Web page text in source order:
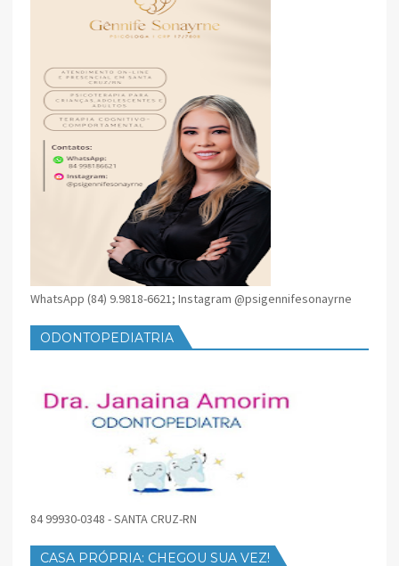
WhatsApp (84) 9.9818-6621; Instagram @psigennifesonayrne
ODONTOPEDIATRIA
84 99930-0348 - SANTA CRUZ-RN
CASA PRÓPRIA: CHEGOU SUA VEZ!